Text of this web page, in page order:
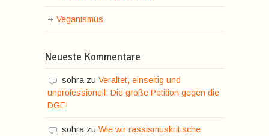
Veganismus
Neueste Kommentare
sohra zu Veraltet, einseitig und
unprofessionell: Die große Petition gegen die
DGE!
sohra zu Wie wir rassismuskritische